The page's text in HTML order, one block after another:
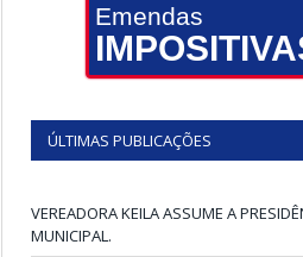
Emendas
ÚLTIMAS PUBLICAÇÕES
VEREADORA KEILA ASSUME A
MUNICIPAL.